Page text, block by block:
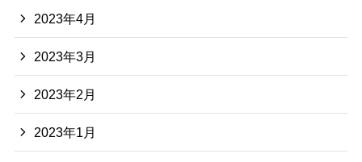
2023年4月
2023年3月
2023年2月
2023年1月